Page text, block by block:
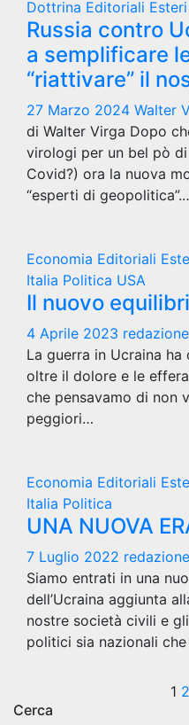
Dottrina Editoriali Esteri
Russia contro
a semplificare
“riattivare” il
27 Marzo 2024 Walter
di Walter Virga Dopo
virologi per un bel pò
Covid?) ora la nuova
“esperti di
Economia Editoriali
Italia Politica USA
Il nuovo
4 Aprile 2023 redazione
La guerra in Ucraina
oltre il dolore e le
che pensavamo di non
peggiori…
Economia Editoriali
Italia Politica
UNA NUOVA
7 Luglio 2022 redazione
Siamo entrati in una
dell’Ucraina aggiunta
nostre società civili e
politici sia nazionali
1 2
Cerca